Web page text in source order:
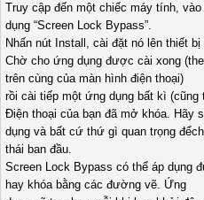
Truy cập đến một chiếc máy tính,
dụng “Screen Lock Bypass”.
Nhấn nút Install, cài đặt nó lên thiết bị
Chờ cho ứng dụng được cài xong
trên cùng của màn hình điện thoại)
rồi cài tiếp một ứng dụng bất kì (cũng
Điện thoại của bạn đã mở khóa. Hãy
dụng và bất cứ thứ gì quan trọng
thái ban đầu.
Screen Lock Bypass có thể áp dụng
hay khóa bằng các đường vẽ. Ứng